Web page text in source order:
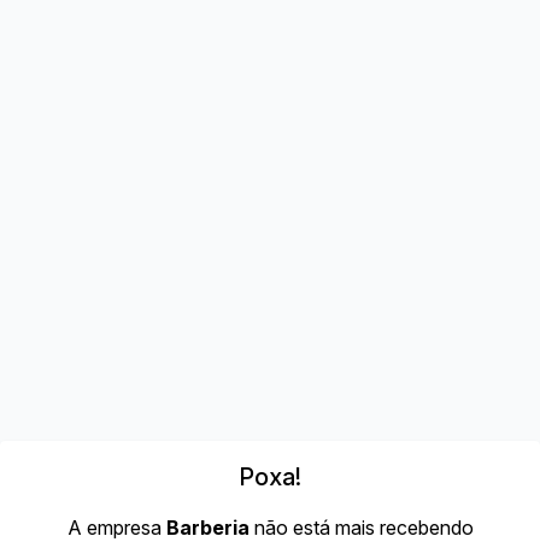
Poxa!
A empresa Barberia não está mais recebendo